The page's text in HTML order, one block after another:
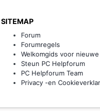
SITEMAP
Forum
Forumregels
Welkomgids voor
Steun PC Helpforum
PC Helpforum Team
Privacy -en